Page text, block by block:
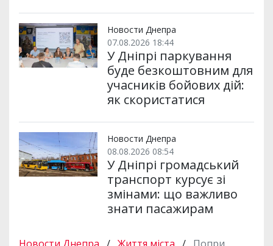
Новости Днепра
07.08.2026 18:44
У Дніпрі паркування
буде безкоштовним для
учасників бойових дій:
як скористатися
Новости Днепра
08.08.2026 08:54
У Дніпрі громадський
транспорт курсує зі
змінами: що важливо
знати пасажирам